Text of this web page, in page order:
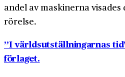
andel av maskinerna
rörelse.
”I världsutställningarnas
förlaget.